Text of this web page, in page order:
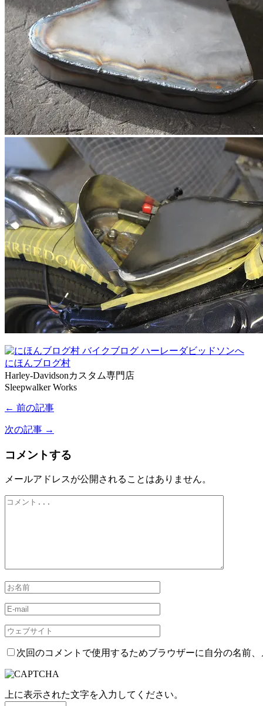
にほんブログ村
Harley-Davidsonカスタム専門店
Sleepwalker Works
← 前の記事
次の記事 →
コメントする
メールアドレスが公開されることはありません。
次回のコメントで使用するためブラウザーに自分の名前
上に表示された文字を入力してください。